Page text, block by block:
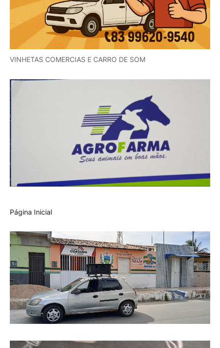
VINHETAS COMERCIAS E CARRO DE SOM
Página Inicial